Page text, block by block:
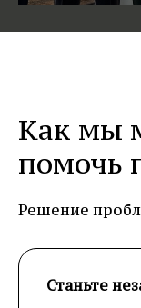
Как мы
помочь
Решение
Станьте